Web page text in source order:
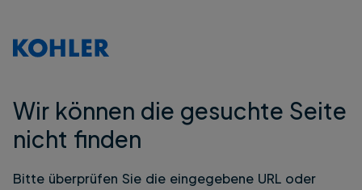
Wir können die gesuchte Seite
nicht finden
Bitte überprüfen Sie die eingegebene URL oder